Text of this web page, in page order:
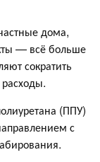
дома,
— всё больше
сократить
(ППУ)
с